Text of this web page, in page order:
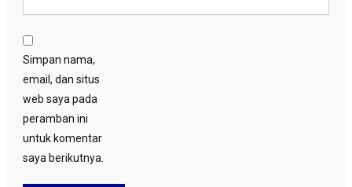
Simpan nama,
email, dan situs
web saya pada
peramban ini
untuk komentar
saya berikutnya.